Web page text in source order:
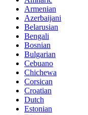
Armenian
Azerbaijani
Belarusian
Bengali
Bosnian
Bulgarian
Cebuano
Chichewa
Corsican
Croatian
Dutch
Estonian